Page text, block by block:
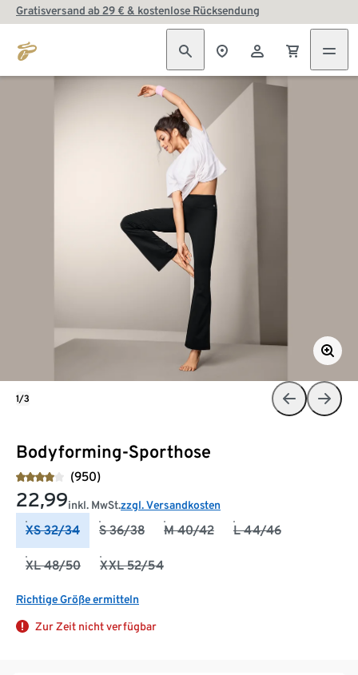
Gratisversand ab 29 € & kostenlose Rücksendung
Bodyforming-Sporthose
(950)
22,99inkl. MwSt.zzgl. Versandkosten
XS 32/34 S 36/38 M 40/42 L 44/46
XL 48/50 XXL 52/54
Richtige Größe ermitteln
Zur Zeit nicht verfügbar
1/3